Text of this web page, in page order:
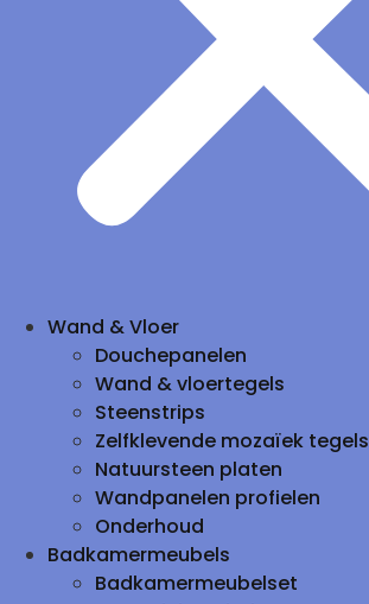
Wand & Vloer
Douchepanelen
Wand & vloertegels
Steenstrips
Zelfklevende mozaïek tegels
Natuursteen platen
Wandpanelen profielen
Onderhoud
Badkamermeubels
Badkamermeubelset